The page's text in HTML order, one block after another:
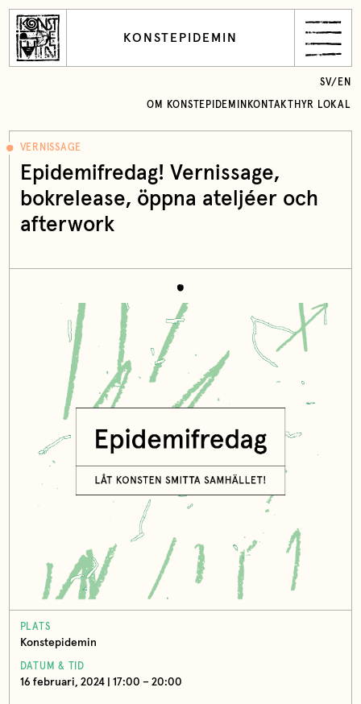
KONSTEPIDEMIN
OM KONSTEPIDEMIN KONTAKT HYR LOKAL
SV/ EN
VERNISSAGE
Epidemifredag! Vernissage,
bokrelease, öppna ateljéer och
afterwork
PLATS
Konstepidemin
DATUM & TID
16 februari, 2024 | 17:00 – 20:00